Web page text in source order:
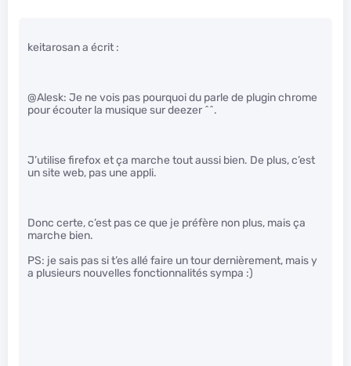
keitarosan a écrit :
@Alesk: Je ne vois pas pourquoi du parle de plugin chrome
pour écouter la musique sur deezer ^^.
J’utilise firefox et ça marche tout aussi bien. De plus, c’est
un site web, pas une appli.
Donc certe, c’est pas ce que je préfère non plus, mais ça
marche bien.
PS: je sais pas si t’es allé faire un tour dernièrement, mais y
a plusieurs nouvelles fonctionnalités sympa :)